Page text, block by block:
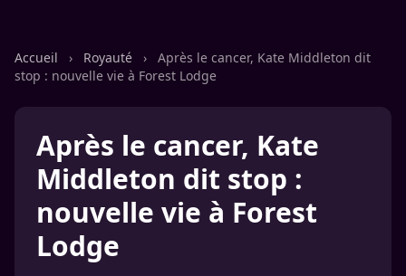
Accueil › Royauté ›
Après le cancer, Kate Middleton dit
stop : nouvelle vie à Forest Lodge
Après le cancer, Kate
Middleton dit stop :
nouvelle vie à Forest
Lodge